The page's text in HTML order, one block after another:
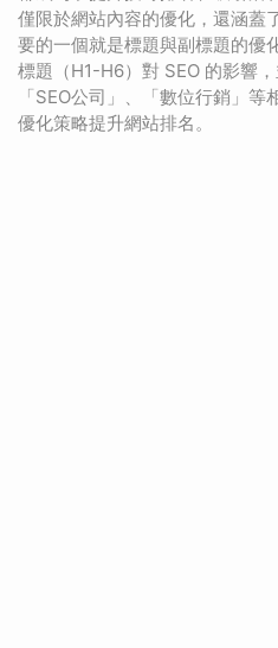
僅限於網站內容的優化，還涵蓋
要的一個就是標題與副標題的優
標題（H1-H6）對 SEO 的影響
「SEO公司」、「數位行銷」
優化策略提升網站排名。